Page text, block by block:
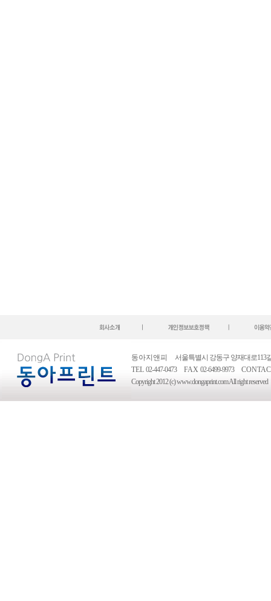
동아지앤피
서울특별시 강동구 양재대로113
TEL 02-447-0473 FAX 02-6499-9973
Copyright 2012 (c) www.dongaprint.com All right reserved